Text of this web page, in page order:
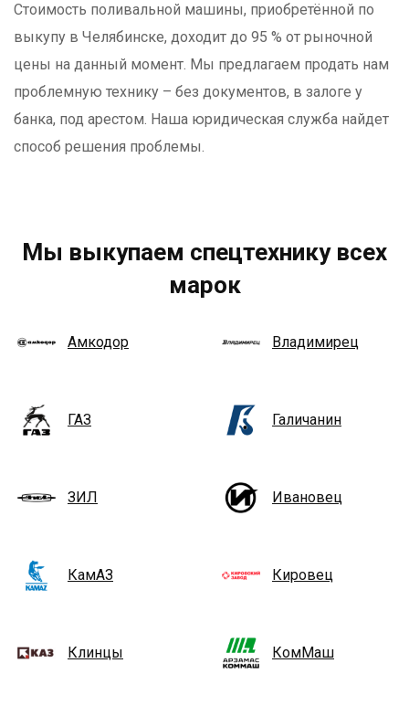
Стоимость поливальной машины, приобретённой по
выкупу в Челябинске, доходит до 95 % от рыночной
цены на данный момент. Мы предлагаем продать нам
проблемную технику – без документов, в залоге у
банка, под арестом. Наша юридическая служба найдет
способ решения проблемы.
Мы выкупаем спецтехнику всех
марок
Амкодор Владимирец
ГАЗ Галичанин
ЗИЛ Ивановец
КамАЗ Кировец
Клинцы КомМаш